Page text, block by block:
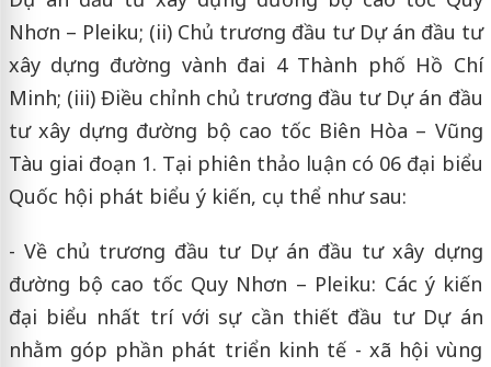
Nhơn – Pleiku; (ii) Chủ trương đầu tư Dự án đầu tư
xây dựng đường vành đai 4 Thành phố Hồ Chí
Minh; (iii) Điều chỉnh chủ trương đầu tư Dự án đầu
tư xây dựng đường bộ cao tốc Biên Hòa – Vũng
Tàu giai đoạn 1. Tại phiên thảo luận có 06 đại biểu
Quốc hội phát biểu ý kiến, cụ thể như sau:
- Về chủ trương đầu tư Dự án đầu tư xây dựng
đường bộ cao tốc Quy Nhơn – Pleiku: Các ý kiến
đại biểu nhất trí với sự cần thiết đầu tư Dự án
nhằm góp phần phát triển kinh tế - xã hội vùng